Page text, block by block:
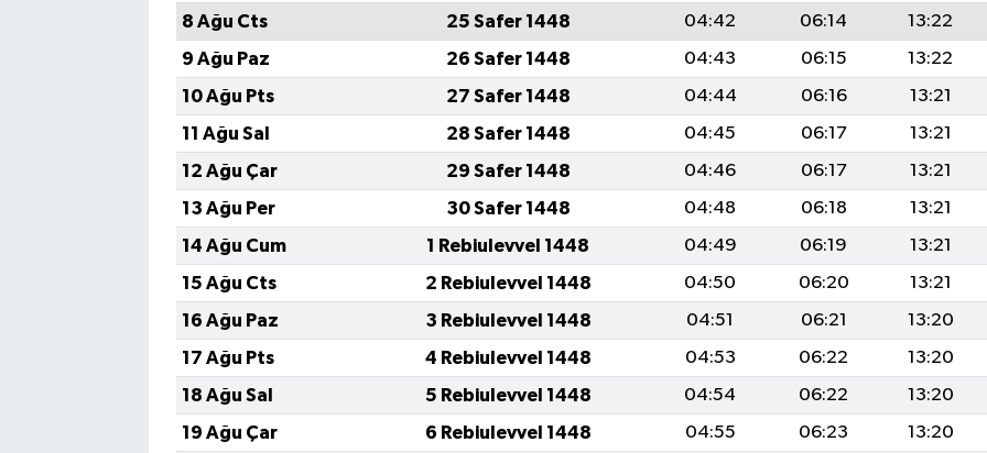
8 Ağu Cts
25 Safer 1448 04:42 06:14 13:22
9 Ağu Paz
26 Safer 1448 04:43 06:15 13:22
10 Ağu Pts
27 Safer 1448 04:44 06:16 13:21
11 Ağu Sal
28 Safer 1448 04:45 06:17 13:21
12 Ağu Çar
29 Safer 1448 04:46 06:17 13:21
13 Ağu Per
30 Safer 1448 04:48 06:18 13:21
14 Ağu Cum
1 Rebiulevvel 1448 04:49 06:19 13:21
15 Ağu Cts
2 Rebiulevvel 1448 04:50 06:20 13:21
16 Ağu Paz
3 Rebiulevvel 1448 04:51 06:21 13:20
17 Ağu Pts
4 Rebiulevvel 1448 04:53 06:22 13:20
18 Ağu Sal
5 Rebiulevvel 1448 04:54 06:22 13:20
19 Ağu Çar
6 Rebiulevvel 1448 04:55 06:23 13:20